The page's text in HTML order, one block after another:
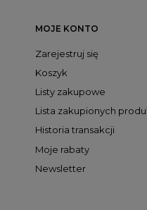
MOJE KONTO
Zarejestruj się
Koszyk
Listy zakupowe
Lista zakupionych
Historia transakcji
Moje rabaty
Newsletter